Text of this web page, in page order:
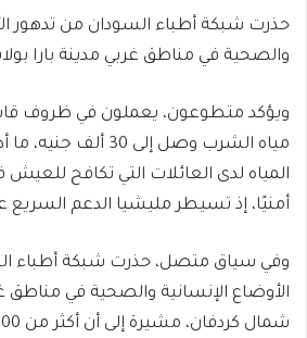
حذرت شبكة أطباء السودان من تدهور
والصحية في مناطق غربي مدينة بارا
ويؤكد متطوعون، يعملون في ظروف
مياه الشرب وصل إلى 30
المياه لدى العائلات التي تكافح
أمنيًا، إذ تسيطر مليشيا الدعم السريع
وفي سياق متصل، حذرت شبكة أطباء
الأوضاع الإنسانية والصحية في مناطق